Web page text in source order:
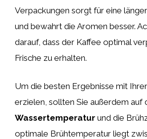
Verpackungen sorgt für eine
und bewahrt die Aromen besser.
darauf, dass der Kaffee optimal
Frische zu erhalten.
Um die besten Ergebnisse mit
erzielen, sollten Sie außerdem auf
Wassertemperatur und die
optimale Brühtemperatur liegt